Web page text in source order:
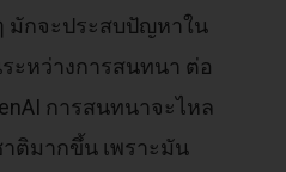
มักจะประสบปัญหาใน
ะหว่างการสนทนา ต่อ
การสนทนาจะไหล
ติมากขึ้น เพราะมัน